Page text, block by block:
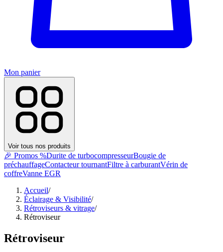
Mon panier
Voir tous nos produits
🎉 Promos %Durite de turbocompresseurBougie de
préchauffageContacteur tournantFiltre à carburantVérin de
coffreVanne EGR
Accueil/
Éclairage & Visibilité/
Rétroviseurs & vitrage/
Rétroviseur
Rétroviseur